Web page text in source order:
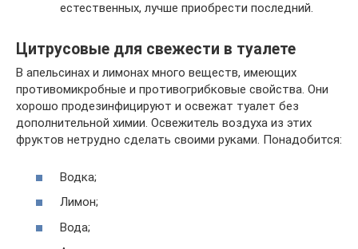
естественных, лучше приобрести последний.
Цитрусовые для свежести в туалете
В апельсинах и лимонах много веществ, имеющих
противомикробные и противогрибковые свойства. Они
хорошо продезинфицируют и освежат туалет без
дополнительной химии. Освежитель воздуха из этих
фруктов нетрудно сделать своими руками. Понадобится:
Водка;
Лимон;
Вода;